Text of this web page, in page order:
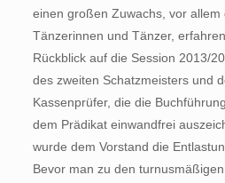
einen großen Zuwachs, vor allem
Tänzerinnen und Tänzer,
Rückblick auf die Session 2013/
des zweiten Schatzmeisters und
Kassenprüfer, die die
dem Prädikat einwandfrei
wurde dem Vorstand die
Bevor man zu den